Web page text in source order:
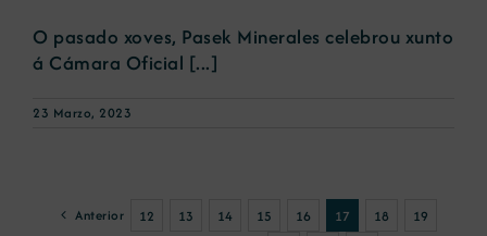
O pasado xoves, Pasek Minerales celebrou xunto
á Cámara Oficial [...]
23 Marzo, 2023
Anterior 12 13 14 15 16 17 18
19